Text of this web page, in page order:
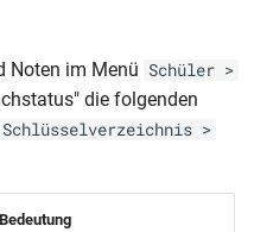
Noten im Menü Schüler >
die folgenden
Schlüsselverzeichnis >
Bedeutung